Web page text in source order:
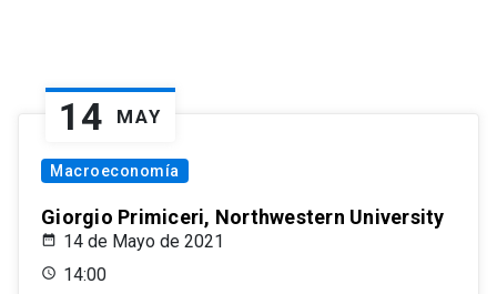
14 MAY
Macroeconomía
Giorgio Primiceri, Northwestern University
14 de Mayo de 2021
14:00